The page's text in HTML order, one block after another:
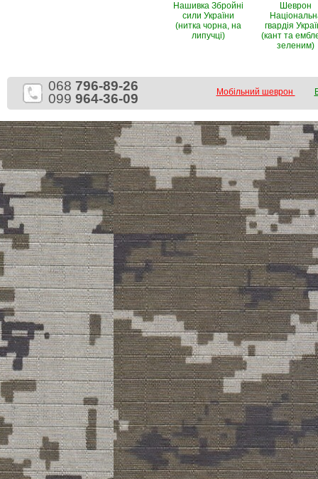
Нашивка Збройні
сили України
(нитка чорна, на
липучці)
Шеврон
гвардія
(кант та
зеленим)
068 796-89-26
099 964-36-09 Мобільний шеврон